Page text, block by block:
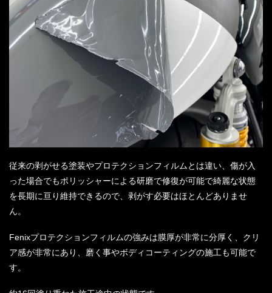
従来の剥がせる塗装やプロテクションフィルムとは違い、傷が入
った場合でもポリッシャーによる研磨で修復が可能で綺麗な状態
を長期に亘り維持できるので、剥がす必要はほとんどありませ
ん。
Fenixプロテクションフィルムの強みは膜厚が非常に分厚く、クリ
ア感が非常にあり、磨く事やボディコーティングの施工も可能で
す。